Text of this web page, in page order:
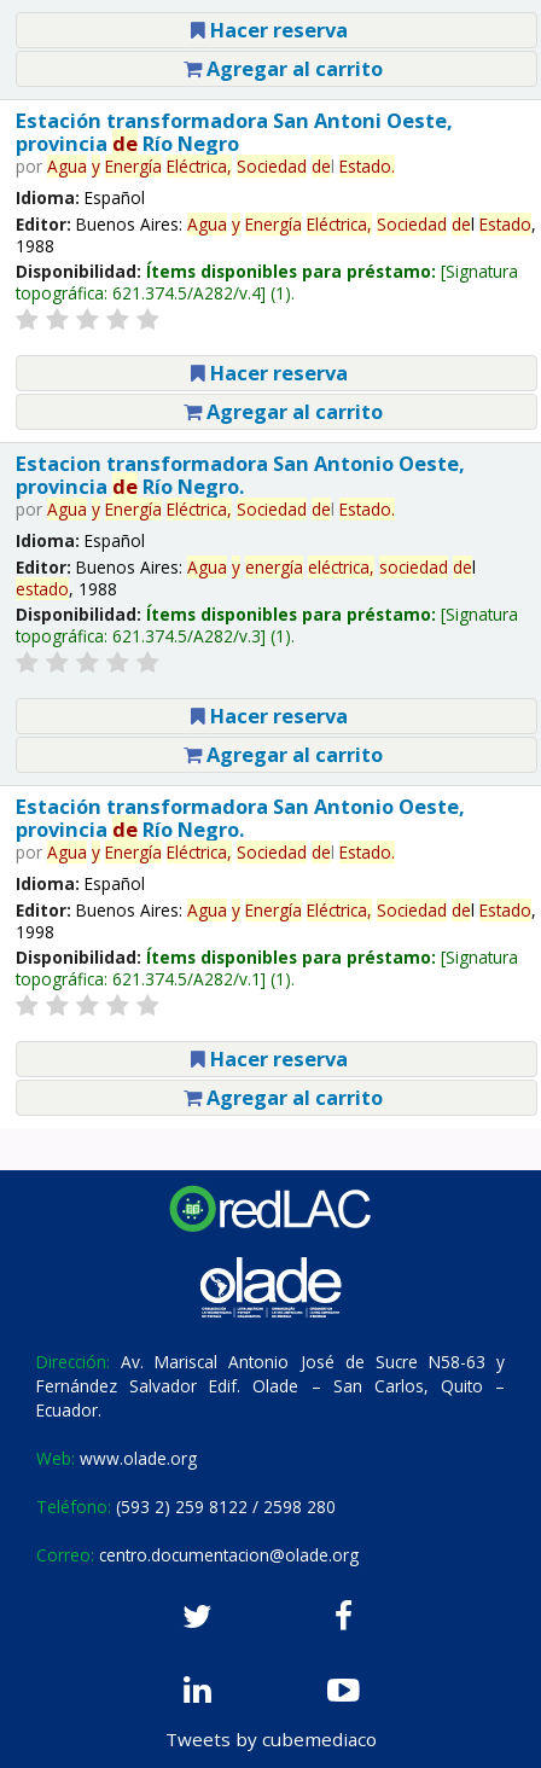
Hacer reserva
Agregar al carrito
Estación transformadora San Antoni Oeste,
provincia deRío Negro
por Agua y Energía Eléctrica, Sociedad del Estado.
Idioma: Español
Editor: Buenos Aires: Agua y Energía Eléctrica, Sociedad del Estado,
1988
Disponibilidad: Ítems disponibles para préstamo: Signatura
topográfica: 621.374.5/A282/v.4 (1).
Hacer reserva
Agregar al carrito
Estacion transformadora San Antonio Oeste,
provincia deRío Negro.
por Agua y Energía Eléctrica, Sociedad del Estado.
Idioma: Español
Editor: Buenos Aires: Agua y energía eléctrica, sociedad del
estado, 1988
Disponibilidad: Ítems disponibles para préstamo: Signatura
topográfica: 621.374.5/A282/v.3 (1).
Hacer reserva
Agregar al carrito
Estación transformadora San Antonio Oeste,
provincia deRío Negro.
por Agua y Energía Eléctrica, Sociedad del Estado.
Idioma: Español
Editor: Buenos Aires: Agua y Energía Eléctrica, Sociedad del Estado,
1998
Disponibilidad: Ítems disponibles para préstamo: Signatura
topográfica: 621.374.5/A282/v.1 (1).
Hacer reserva
Agregar al carrito
Dirección: Av. Mariscal Antonio José de Sucre N58-63 y
Fernández Salvador Edif. Olade – San Carlos, Quito –
Ecuador.
Web: www.olade.org
Teléfono: (593 2) 259 8122 / 2598 280
Correo: centro.documentacion@olade.org
Tweets by cubemediaco